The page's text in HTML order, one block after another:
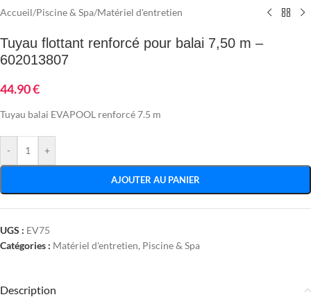
Accueil/Piscine & Spa/Matériel d'entretien
Tuyau flottant renforcé pour balai 7,50 m –
602013807
44.90€
Tuyau balai EVAPOOL renforcé 7.5 m
- +
AJOUTER AU PANIER
UGS : EV75
Catégories : Matériel d'entretien, Piscine & Spa
Description